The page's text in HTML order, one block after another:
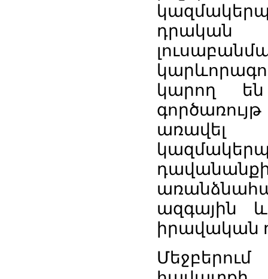
դրական
կարող են
ազգային
իրավական